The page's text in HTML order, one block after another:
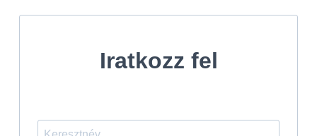
Iratkozz fel